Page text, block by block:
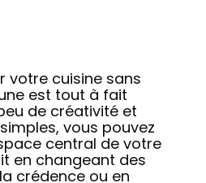
votre cuisine sans
est tout à fait
de créativité et
vous pouvez
central de votre
en changeant des
crédence ou en